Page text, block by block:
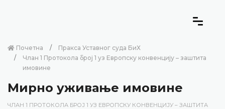
Почетна
Пракса Уставног суда БиХ
Члан 1 Протокола број 1 уз Европску конвенцију – заштита
имовине
Мирно уживање имовине
ЧЛАН 1 ПРОТОКОЛА БРОЈ 1 УЗ ЕВРОПСКУ КОНВЕНЦИЈУ – ЗАШТИТА